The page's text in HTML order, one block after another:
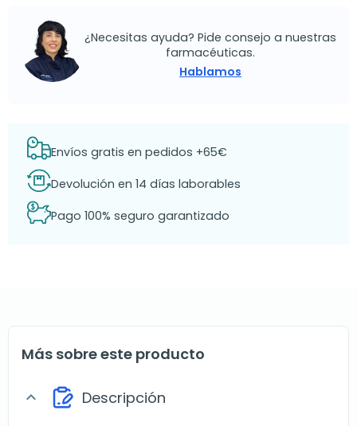
¿Necesitas ayuda? Pide consejo a nuestras
farmacéuticas.
Hablamos
Envíos gratis en pedidos +65€
Devolución en 14 días laborables
Pago 100% seguro garantizado
Más sobre este producto
expand_more Descripción